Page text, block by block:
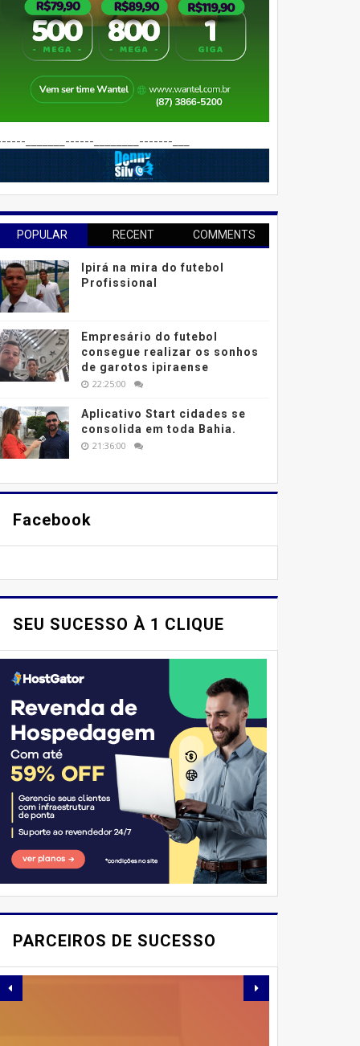
_______------________-------___
POPULAR RECENT COMMENTS
Ipirá na mira do futebol
Profissional
Empresário do futebol
consegue realizar os sonhos
de garotos ipiraense
22:25:00
Aplicativo Start cidades se
consolida em toda Bahia.
21:36:00
Facebook
SEU SUCESSO À 1 CLIQUE
PARCEIROS DE SUCESSO
E AÍ, PESSOAL! VOCÊ JÁ